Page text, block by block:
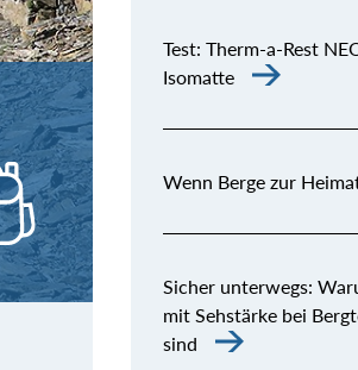
Test: Therm-a-Rest
Isomatte
Wenn Berge zur
Sicher unterwegs:
mit Sehstärke bei
sind